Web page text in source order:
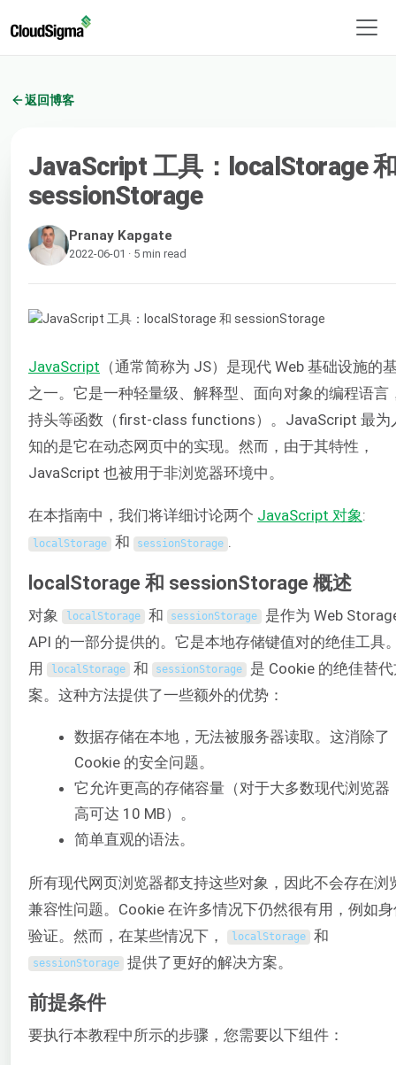
返回博客
JavaScript 工具：localStorage
sessionStorage
Pranay Kapgate
2022-06-01 · 5 min read
JavaScript （通常简称为 JS）是现代 Web 基础设施的
之一。它是一种轻量级、解释型、面向对象的编程语言
持头等函数（first-class functions）。JavaScript 最为
知的是它在动态网页中的实现。然而，由于其特性，
JavaScript 也被用于非浏览器环境中。
在本指南中，我们将详细讨论两个 JavaScript 对象:
localStorage 和 sessionStorage .
localStorage 和 sessionStorage 概述
对象 localStorage 和 sessionStorage
是作为 Web
API 的一部分提供的。它是本地存储键值对的绝佳工具
用
localStorage 和 sessionStorage
是 Cookie 的绝佳替
案。这种方法提供了一些额外的优势：
数据存储在本地，无法被服务器读取。这消除了
Cookie 的安全问题。
它允许更高的存储容量（对于大多数现代浏览器
高可达 10 MB）。
简单直观的语法。
所有现代网页浏览器都支持这些对象，因此不会存在浏
兼容性问题。Cookie 在许多情况下仍然很有用，例如
验证。然而，在某些情况下，
localStorage 和
sessionStorage 提供了更好的解决方案。
前提条件
要执行本教程中所示的步骤，您需要以下组件：